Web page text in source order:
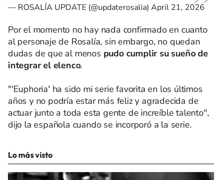
— ROSALÍA UPDATE (@updaterosalia) April 21, 2026
Por el momento no hay nada confirmado en cuanto
al personaje de Rosalía, sin embargo, no quedan
dudas de que al menos pudo cumplir su sueño de
integrar el elenco.
"'Euphoria' ha sido mi serie favorita en los últimos
años y no podría estar más feliz y agradecida de
actuar junto a toda esta gente de increíble talento",
dijo la española cuando se incorporó a la serie.
Lo más visto